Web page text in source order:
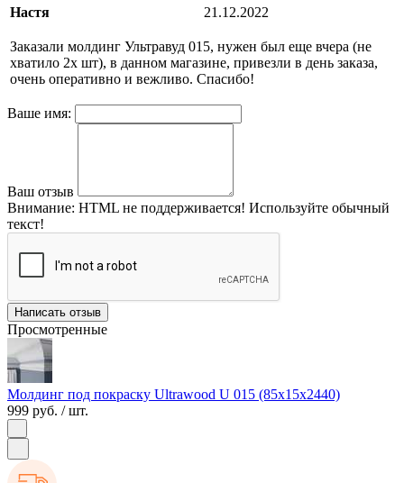
Настя
21.12.2022
Заказали молдинг Ультравуд 015, нужен был еще вчера (не
хватило 2х шт), в данном магазине, привезли в день заказа,
очень оперативно и вежливо. Спасибо!
Ваше имя:
Ваш отзыв
Внимание: HTML не поддерживается! Используйте обычный
текст!
Написать отзыв
Просмотренные
Молдинг под покраску Ultrawood U 015 (85х15х2440)
999 руб. / шт.